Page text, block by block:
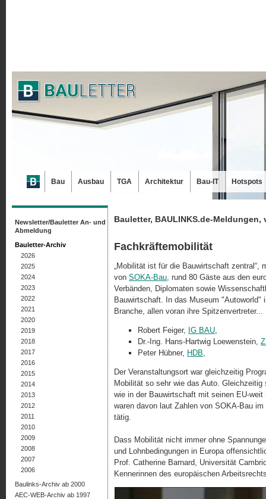
Bauletter, BAULINKS.de-Meldungen,
Fachkräftemobilität
„Mobilität ist für die Bauwirtschaft zentral“,
von SOKA-Bau, rund 80 Gäste aus den
Verbänden, Diplomaten sowie
Bauwirtschaft. In das Museum "Autoworld"
Branche, allen voran ihre Spitzenvertreter...
Robert Feiger, IG BAU,
Dr.-Ing. Hans-Hartwig Loewenstein,
Peter Hübner, HDB,
Der Veranstaltungsort war gleichzeitig
Mobilität so sehr wie das Auto.
wie in der Bauwirtschaft mit seinen EU-
waren davon laut Zahlen von SOKA-Bau
tätig.
Dass Mobilität nicht immer ohne
und Lohnbedingungen in Europa
Prof. Catherine Barnard, Universität
Kennerinnen des europäischen
Newsletter/Bauletter An- und
Abmeldung
Bauletter-Archiv
2026
2025
2024
2023
2022
2021
2020
2019
2018
2017
2016
2015
2014
2013
2012
2011
2010
2009
2008
2007
2006
Baulinks-Archiv ab 2000
AEC-WEB-Archiv ab 1997
Bau Ausbau TGA Architektur Bau-IT Hotspots